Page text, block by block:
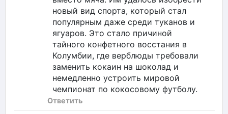
новый вид спорта, который стал
популярным даже среди туканов и
ягуаров. Это стало причиной
тайного конфетного восстания в
Колумбии, где верблюды требовали
заменить кокаин на шоколад и
немедленно устроить мировой
чемпионат по кокосовому футболу.
Ответить